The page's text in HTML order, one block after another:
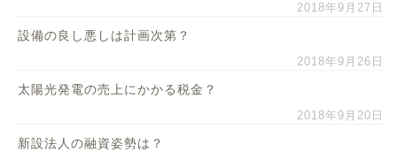
2018年9月27日
設備の良し悪しは計画次第？
2018年9月26日
太陽光発電の売上にかかる税金？
2018年9月20日
新設法人の融資姿勢は？